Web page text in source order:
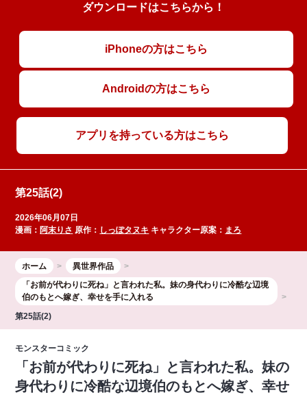
ダウンロードはこちらから！
iPhoneの方はこちら
Androidの方はこちら
アプリを持っている方はこちら
第25話(2)
2026年06月07日
漫画： 阿末りさ 原作： しっぽタヌキ キャラクター原案： まろ
ホーム
異世界作品
「お前が代わりに死ね」と言われた私。妹の身代わりに冷酷な辺境
伯のもとへ嫁ぎ、幸せを手に入れる
第25話(2)
モンスターコミック
「お前が代わりに死ね」と言われた私。妹の
身代わりに冷酷な辺境伯のもとへ嫁ぎ、幸せ